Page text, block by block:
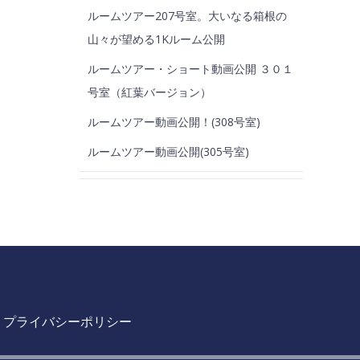
ルームツアー207号室。大いなる箱根の
山々が望める1Kルーム公開
ルームツアー・ショート動画公開 ３０１
号室（紅葉バージョン）
ルームツアー動画公開！(308号室)
ルームツアー動画公開(305号室)
プライバシーポリシー